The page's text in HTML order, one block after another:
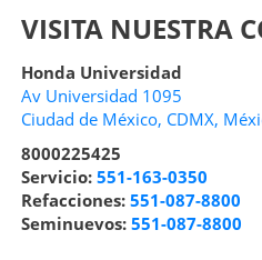
VISITA NUESTRA
Honda Universidad
Av Universidad 1095
Ciudad de México, CDMX,
8000225425
Servicio: 551-163-0350
Refacciones: 551-087-8800
Seminuevos: 551-087-8800